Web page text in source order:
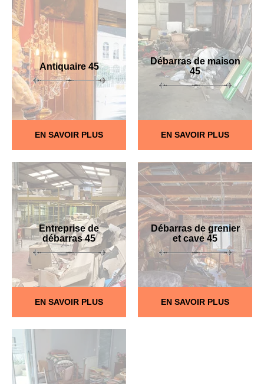
Antiquaire 45
EN SAVOIR PLUS
Débarras de maison
45
EN SAVOIR PLUS
Entreprise de
débarras 45
EN SAVOIR PLUS
Débarras de grenier
et cave 45
EN SAVOIR PLUS